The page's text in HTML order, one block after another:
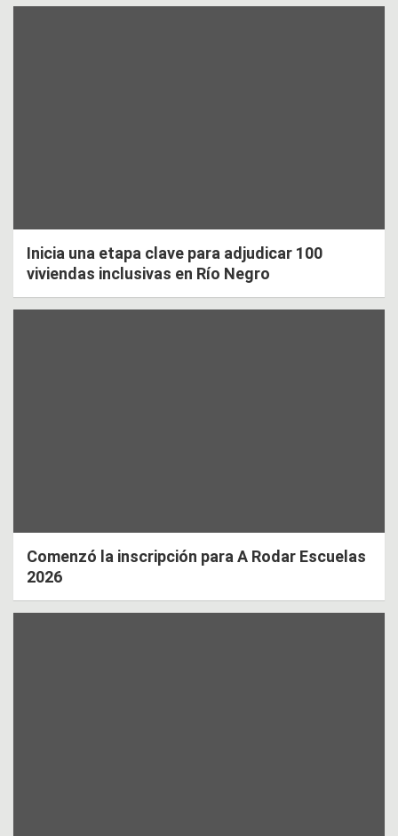
Inicia una etapa clave para adjudicar 100
viviendas inclusivas en Río Negro
Comenzó la inscripción para A Rodar Escuelas
2026